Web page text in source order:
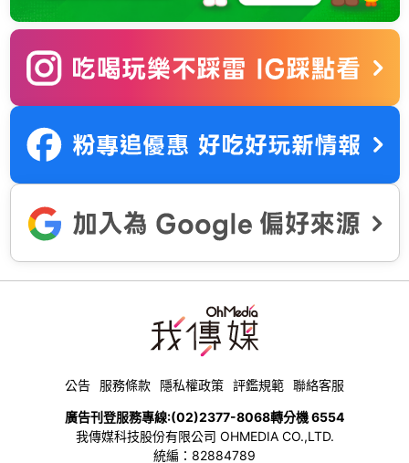
公告 服務條款 隱私權政策 評鑑規範 聯絡客服
廣告刊登服務專線:(02)2377-8068轉分機 6554
我傳媒科技股份有限公司 OHMEDIA CO.,LTD.
統編：82884789